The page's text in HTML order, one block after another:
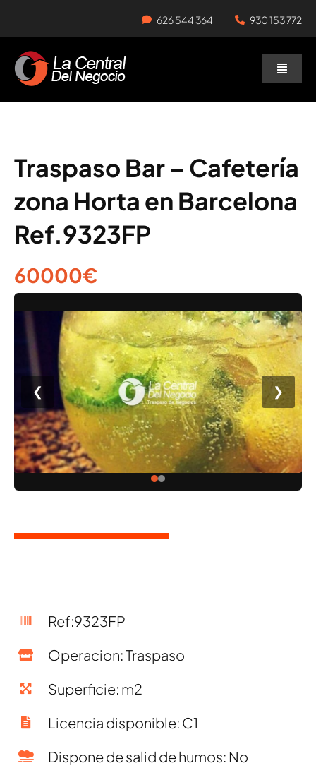
content
626 544 364 930 153 772
Toggle
Negocios en Traspaso
Servicios
Traspaso Bar – Cafetería
zona Horta en Barcelona
Ref.9323FP
60000€
❮ ❯
Ref:9323FP
Operacion: Traspaso
Superficie: m2
Licencia disponible: C1
Dispone de salid de humos: No